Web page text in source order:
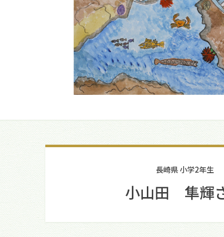
長崎県 小学2年生
小山田 隼輝